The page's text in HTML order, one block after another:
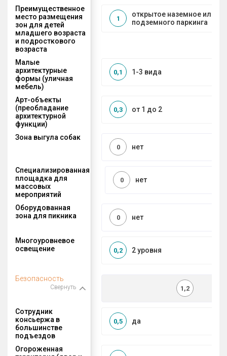
Преимущественное
место размещения
зон для детей
младшего возраста
и подросткового
возраста
открытое наземное или на
подземного паркинга
1
Малые
архитектурные
формы (уличная
мебель)
1-3 вида
0,1
Арт-объекты
(преобладание
архитектурной
функции)
от 1 до 2
0,3
Зона выгула собак
нет
0
Специализированная
площадка для
массовых
мероприятий
нет
0
Оборудованная
зона для пикника
нет
0
Многоуровневое
освещение
2 уровня
0,2
Безопасность
Свернуть 1,2
Сотрудник
консьержа в
большинстве
подъездов
да
0,5
Огороженная